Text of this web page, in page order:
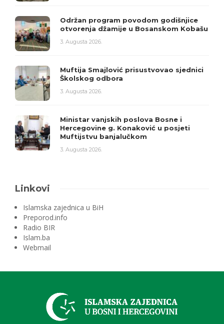
Održan program povodom godišnjice
otvorenja džamije u Bosanskom Kobašu
3. Augusta 2026.
Muftija Smajlović prisustvovao sjednici
Školskog odbora
3. Augusta 2026.
Ministar vanjskih poslova Bosne i
Hercegovine g. Konaković u posjeti
Muftijstvu banjalučkom
3. Augusta 2026.
Linkovi
Islamska zajednica u BiH
Preporod.info
Radio BIR
Islam.ba
Webmail